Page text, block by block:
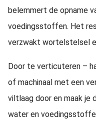
belemmert de opname
voedingsstoffen. Het
verzwakt wortelstelsel
Door te verticuteren –
of machinaal met een
viltlaag door en maak je
water en